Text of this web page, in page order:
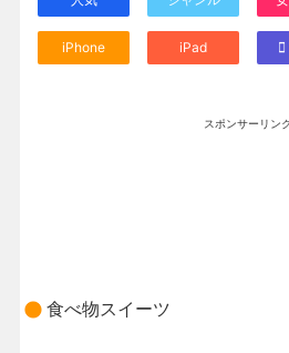
iPhone iPad
スポンサーリンク
食べ物スイーツ